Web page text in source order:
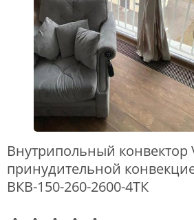
Внутрипольный конвектор
принудительной
ВКВ-150-260-2600-4ТК